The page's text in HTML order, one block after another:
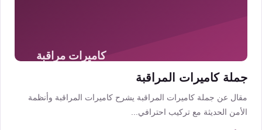
جملة كاميرات المراقبة
مقال عن جملة كاميرات المراقبة يشرح كاميرات المراقبة وأنظمة
الأمن الحديثة مع تركيب احترافي...